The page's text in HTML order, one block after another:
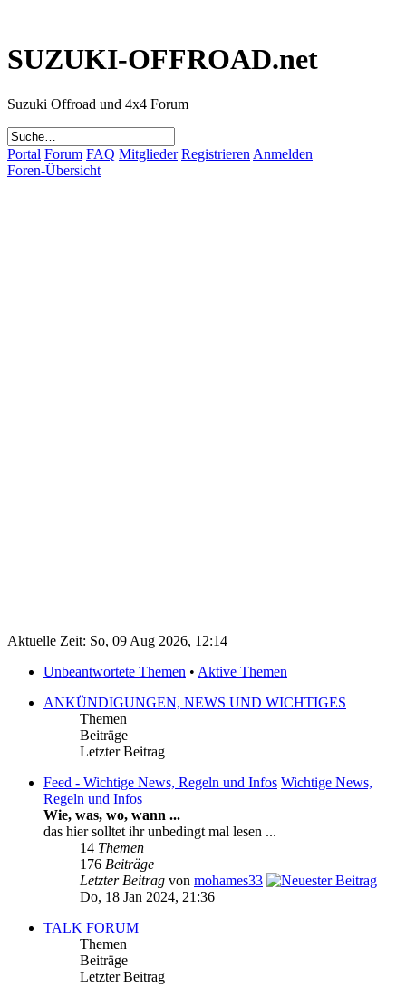
SUZUKI-OFFROAD.net
Suzuki Offroad und 4x4 Forum
Portal Forum FAQ Mitglieder Registrieren Anmelden
Foren-Übersicht
Aktuelle Zeit: So, 09 Aug 2026, 12:14
Unbeantwortete Themen • Aktive Themen
ANKÜNDIGUNGEN, NEWS UND WICHTIGES
Themen
Beiträge
Letzter Beitrag
Feed - Wichtige News, Regeln und Infos Wichtige News,
Regeln und Infos
Wie, was, wo, wann ...
das hier solltet ihr unbedingt mal lesen ...
14 Themen
176 Beiträge
Letzter Beitrag von mohames33
Do, 18 Jan 2024, 21:36
TALK FORUM
Themen
Beiträge
Letzter Beitrag